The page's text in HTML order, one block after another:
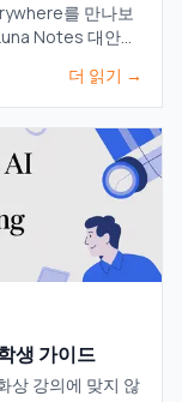
를 만나보
Notes 대안으
더 읽기 →
생 가이드
상 강의에 맞지 않